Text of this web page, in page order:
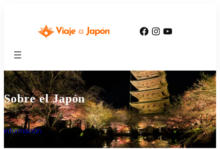
ッ
プ
Facebook
Instagram
YouTube
Sobre el Japón
información